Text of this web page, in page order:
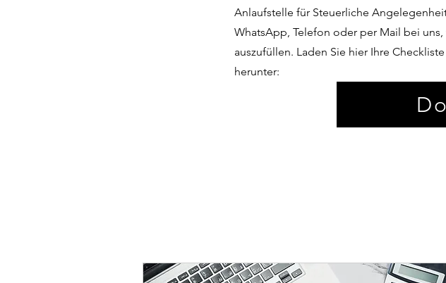
Anlaufstelle für Steuerliche
WhatsApp, Telefon oder per Mail bei
auszufüllen. Laden Sie hier Ihre
herunter: